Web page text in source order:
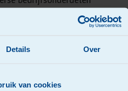
Details Over
van cookies
van de krachtenbundeling
Vlot is onze